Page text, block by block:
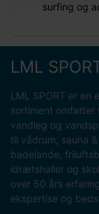
surfing og
LML
LML SPORT er en
sortiment omfatter
vandleg og
til vådrum, sauna
badelande,
idrætshaller og
over 50 års
ekspertise og